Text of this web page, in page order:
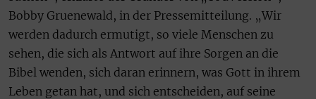
Bobby Gruenewald, in der Pressemitteilung. „Wir
werden dadurch ermutigt, so viele Menschen zu
sehen, die sich als Antwort auf ihre Sorgen an die
Bibel wenden, sich daran erinnern, was Gott in ihrem
Leben getan hat, und sich entscheiden, auf seine